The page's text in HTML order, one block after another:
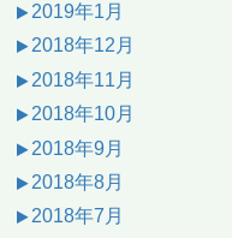
2019年1月
2018年12月
2018年11月
2018年10月
2018年9月
2018年8月
2018年7月